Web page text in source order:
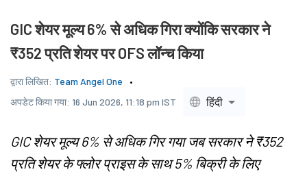
GIC शेयर मूल्य 6% से अधिक गिरा क्योंकि सरकार ने
₹352 प्रति शेयर पर OFS लॉन्च किया
द्वारा लिखित: Team Angel One
अपडेट किया गया: 16 Jun 2026, 11:18 pm IST हिंदी
GIC शेयर मूल्य 6% से अधिक गिर गया जब सरकार ने ₹352
प्रति शेयर के फ्लोर प्राइस के साथ 5% बिक्री के लिए